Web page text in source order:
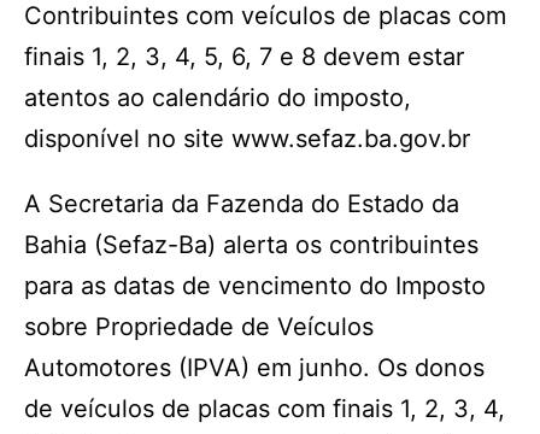
Contribuintes com veículos de placas com
finais 1, 2, 3, 4, 5, 6, 7 e 8 devem estar
atentos ao calendário do imposto,
disponível no site www.sefaz.ba.gov.br
A Secretaria da Fazenda do Estado da
Bahia (Sefaz-Ba) alerta os contribuintes
para as datas de vencimento do Imposto
sobre Propriedade de Veículos
Automotores (IPVA) em junho. Os donos
de veículos de placas com finais 1, 2, 3, 4,